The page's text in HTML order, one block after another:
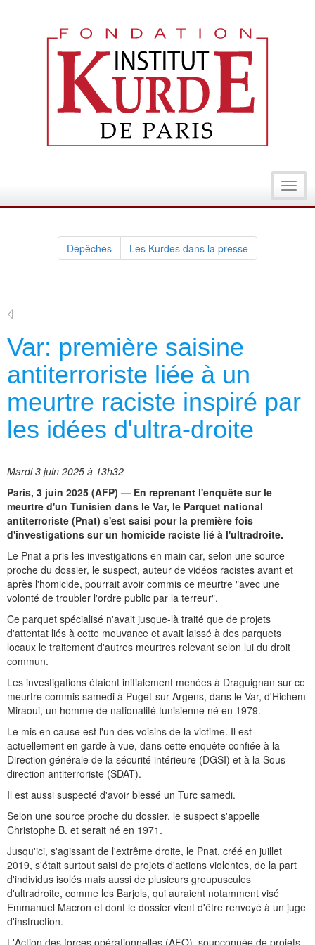
Dépêches Les Kurdes dans la presse
Var: première saisine
antiterroriste liée à un
meurtre raciste inspiré par
les idées d'ultra-droite
Mardi 3 juin 2025 à 13h32
Paris, 3 juin 2025 (AFP) — En reprenant l'enquête sur le
meurtre d'un Tunisien dans le Var, le Parquet national
antiterroriste (Pnat) s'est saisi pour la première fois
d'investigations sur un homicide raciste lié à l'ultradroite.
Le Pnat a pris les investigations en main car, selon une source
proche du dossier, le suspect, auteur de vidéos racistes avant et
après l'homicide, pourrait avoir commis ce meurtre "avec une
volonté de troubler l'ordre public par la terreur".
Ce parquet spécialisé n'avait jusque-là traité que de projets
d'attentat liés à cette mouvance et avait laissé à des parquets
locaux le traitement d'autres meurtres relevant selon lui du droit
commun.
Les investigations étaient initialement menées à Draguignan sur ce
meurtre commis samedi à Puget-sur-Argens, dans le Var, d'Hichem
Miraoui, un homme de nationalité tunisienne né en 1979.
Le mis en cause est l'un des voisins de la victime. Il est
actuellement en garde à vue, dans cette enquête confiée à la
Direction générale de la sécurité intérieure (DGSI) et à la Sous-
direction antiterroriste (SDAT).
Il est aussi suspecté d'avoir blessé un Turc samedi.
Selon une source proche du dossier, le suspect s'appelle
Christophe B. et serait né en 1971.
Jusqu'ici, s'agissant de l'extrême droite, le Pnat, créé en juillet
2019, s'était surtout saisi de projets d'actions violentes, de la part
d'individus isolés mais aussi de plusieurs groupuscules
d'ultradroite, comme les Barjols, qui auraient notamment visé
Emmanuel Macron et dont le dossier vient d'être renvoyé à un juge
d'instruction.